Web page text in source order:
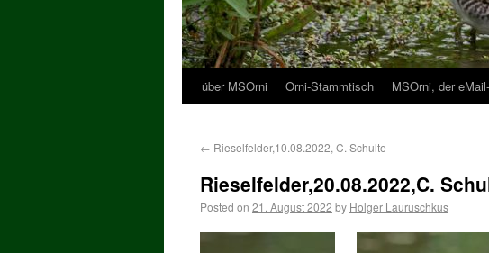
über MSOrni Orni-Stammtisch MSOrni, der
← Rieselfelder,10.08.2022, C. Schulte
Rieselfelder,20.08.2022,C.
Posted on 21. August 2022 by Holger Lauruschkus